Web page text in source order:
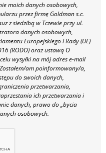
moich danych osobowych,
przez firmę Goldman s.c.
z siedzibą w Tczewie przy ul.
danych osobowych,
Europejskiego i Rady (UE)
(RODO) oraz ustawą O
wysyłki na mój adres e-mail
Zostałem/am poinformowany/a,
do swoich danych,
przetwarzania,
ich przetwarzania i
danych, prawo do „bycia
osobowych.